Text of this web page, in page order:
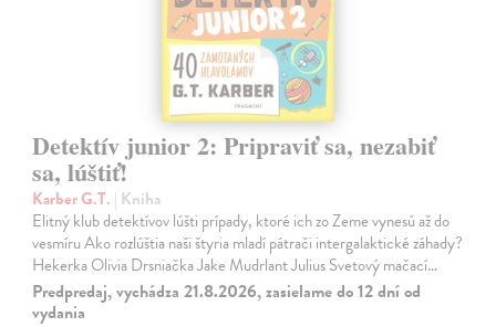
Detektív junior 2: Pripraviť sa, nezabiť
sa, lúštiť!
Karber G.T. | Kniha
Elitný klub detektívov lúšti prípady, ktoré ich zo Zeme vynesú až do
vesmíru Ako rozlúštia naši štyria mladí pátrači intergalaktické záhady?
Hekerka Olivia Drsniačka Jake Mudrlant Julius Svetový mačací…
Predpredaj, vychádza 21.8.2026, zasielame do 12 dní od
vydania